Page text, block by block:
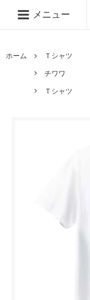
メニュー
ホーム
Ｔシャツ
チワワ
Ｔシャツ